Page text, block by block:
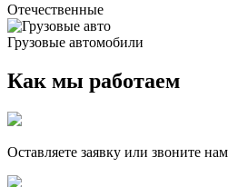
Отечественные
Грузовые автомобили
Как мы работаем
Оставляете заявку или звоните нам